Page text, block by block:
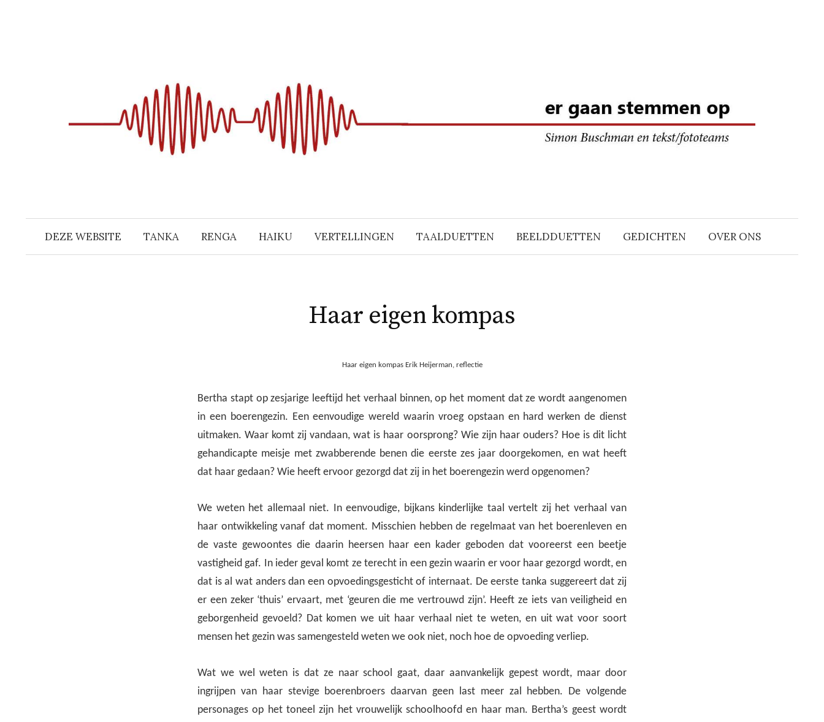
DEZE WEBSITE TANKA RENGA HAIKU VERTELLINGEN TAALDUETTEN BEELDDUETTEN GEDICHTEN OVER ONS
Haar eigen kompas
Haar eigen kompas Erik Heijerman, reflectie
Bertha stapt op zesjarige leeftijd het verhaal binnen, op het moment dat ze wordt aangenomen
in een boerengezin. Een eenvoudige wereld waarin vroeg opstaan en hard werken de dienst
uitmaken. Waar komt zij vandaan, wat is haar oorsprong? Wie zijn haar ouders? Hoe is dit licht
gehandicapte meisje met zwabberende benen die eerste zes jaar doorgekomen, en wat heeft
dat haar gedaan? Wie heeft ervoor gezorgd dat zij in het boerengezin werd opgenomen?
We weten het allemaal niet. In eenvoudige, bijkans kinderlijke taal vertelt zij het verhaal van
haar ontwikkeling vanaf dat moment. Misschien hebben de regelmaat van het boerenleven en
de vaste gewoontes die daarin heersen haar een kader geboden dat vooreerst een beetje
vastigheid gaf. In ieder geval komt ze terecht in een gezin waarin er voor haar gezorgd wordt, en
dat is al wat anders dan een opvoedingsgesticht of internaat. De eerste tanka suggereert dat zij
er een zeker ‘thuis’ ervaart, met ‘geuren die me vertrouwd zijn’. Heeft ze iets van veiligheid en
geborgenheid gevoeld? Dat komen we uit haar verhaal niet te weten, en uit wat voor soort
mensen het gezin was samengesteld weten we ook niet, noch hoe de opvoeding verliep.
Wat we wel weten is dat ze naar school gaat, daar aanvankelijk gepest wordt, maar door
ingrijpen van haar stevige boerenbroers daarvan geen last meer zal hebben. De volgende
personages op het toneel zijn het vrouwelijk schoolhoofd en haar man. Bertha’s geest wordt